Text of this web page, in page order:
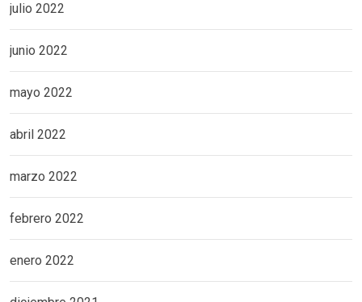
julio 2022
junio 2022
mayo 2022
abril 2022
marzo 2022
febrero 2022
enero 2022